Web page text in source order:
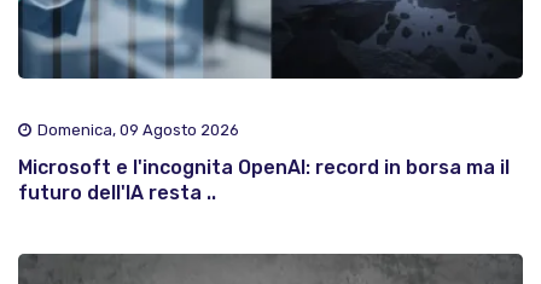
Domenica, 09 Agosto 2026
Microsoft e l'incognita OpenAI: record in borsa ma il
futuro dell'IA resta ..